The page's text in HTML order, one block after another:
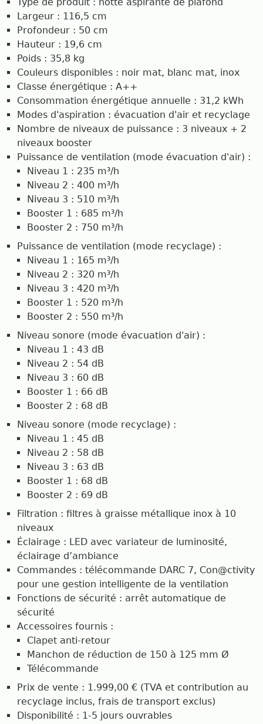
Type de produit : hotte aspirante de plafond
Largeur : 116,5 cm
Profondeur : 50 cm
Hauteur : 19,6 cm
Poids : 35,8 kg
Couleurs disponibles : noir mat, blanc mat, inox
Classe énergétique : A++
Consommation énergétique annuelle : 31,2 kWh
Modes d'aspiration : évacuation d'air et recyclage
Nombre de niveaux de puissance : 3 niveaux + 2
niveaux booster
Puissance de ventilation (mode évacuation d'air) :
Niveau 1 : 235 m³/h
Niveau 2 : 400 m³/h
Niveau 3 : 510 m³/h
Booster 1 : 685 m³/h
Booster 2 : 750 m³/h
Puissance de ventilation (mode recyclage) :
Niveau 1 : 165 m³/h
Niveau 2 : 320 m³/h
Niveau 3 : 420 m³/h
Booster 1 : 520 m³/h
Booster 2 : 550 m³/h
Niveau sonore (mode évacuation d'air) :
Niveau 1 : 43 dB
Niveau 2 : 54 dB
Niveau 3 : 60 dB
Booster 1 : 66 dB
Booster 2 : 68 dB
Niveau sonore (mode recyclage) :
Niveau 1 : 45 dB
Niveau 2 : 58 dB
Niveau 3 : 63 dB
Booster 1 : 68 dB
Booster 2 : 69 dB
Filtration : filtres à graisse métallique inox à 10
niveaux
Éclairage : LED avec variateur de luminosité,
éclairage d’ambiance
Commandes : télécommande DARC 7, Con@ctivity
pour une gestion intelligente de la ventilation
Fonctions de sécurité : arrêt automatique de
sécurité
Accessoires fournis :
Clapet anti-retour
Manchon de réduction de 150 à 125 mm Ø
Télécommande
Prix de vente : 1.999,00 € (TVA et contribution au
recyclage inclus, frais de transport exclus)
Disponibilité : 1-5 jours ouvrables